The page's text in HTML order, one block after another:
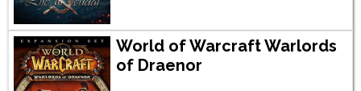
World of Warcraft Warlords
of Draenor